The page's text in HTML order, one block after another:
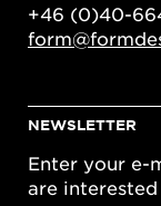
+46 (0)40-
NEWSLETTER
Enter your e-
are interested